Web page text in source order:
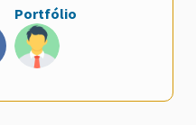
Portfólio